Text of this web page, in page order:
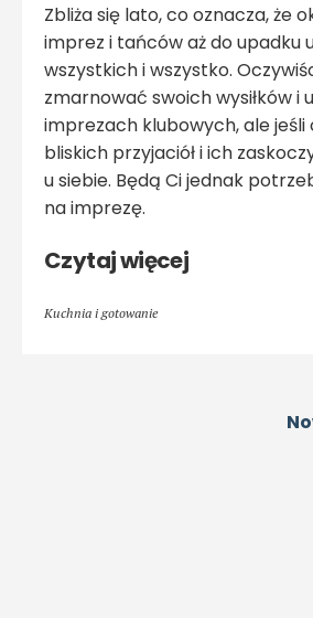
Zbliża się lato, co oznacza, że
imprez i tańców aż do upadku
wszystkich i wszystko.
zmarnować swoich wysiłków i
imprezach klubowych, ale
bliskich przyjaciół i ich
u siebie. Będą Ci jednak
na imprezę.
Czytaj więcej
Kuchnia i gotowanie